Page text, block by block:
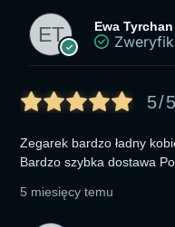
Ewa Tyrchan
5/5
Zegarek bardzo
Bardzo szybka dostawa
5 miesięcy temu